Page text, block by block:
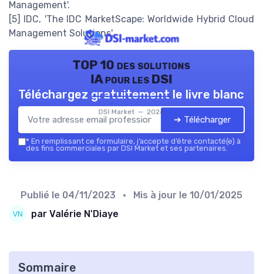
Management'.
[5] IDC, 'The IDC MarketScape: Worldwide Hybrid Cloud
Management Solutions'.
TOP 10 des solutions
IA pour les DSI
DSI Market — 2026
Téléchargez gratuitement le livre blanc
➔ Télécharger
* En remplissant ce formulaire, j’accepte d’être contacté(e) à
des fins commerciales par DSI Market et ses partenaires.
Publié le 04/11/2023 • Mis à jour le 10/01/2025
par Valérie N'Diaye
Sommaire